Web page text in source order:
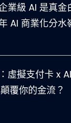
業級 AI 是真金
AI 商業化分水
虛擬支付卡 x AI
覆你的金流？